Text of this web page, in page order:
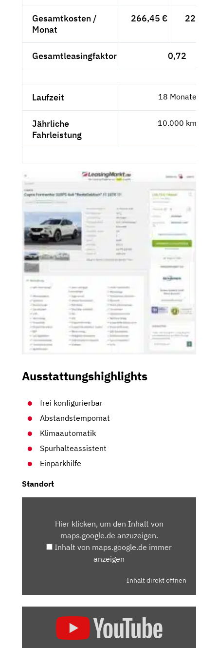
Gesamtkosten /
Monat
266,45 € 223,91
Gesamtleasingfaktor 0,72
Laufzeit 18 Monate
Jährliche
Fahrleistung
10.000 km
Ausstattungshighlights
frei konfigurierbar
Abstandstempomat
Klimaautomatik
Spurhalteassistent
Einparkhilfe
Standort
MAPS.GOOGLE.DEHier klicken, um den Inhalt von
maps.google.de anzuzeigen.
Inhalt von maps.google.de immer
anzeigen
Inhalt direkt öffnen
FORMENTOR